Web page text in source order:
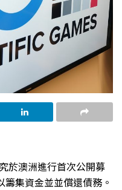
於澳洲進行首次公開募
集資金並並償還債務。